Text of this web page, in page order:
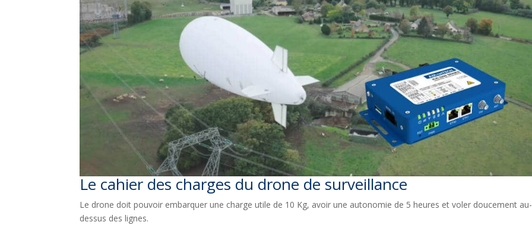
Le cahier des charges du drone de surveillance
Le drone doit pouvoir embarquer une charge utile de 10 Kg, avoir une autonomie de 5 heures et voler doucement au-
dessus des lignes.